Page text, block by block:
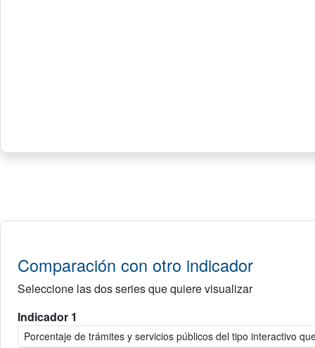
Comparación con otro indicador
Seleccione las dos series que quiere visualizar
Indicador 1